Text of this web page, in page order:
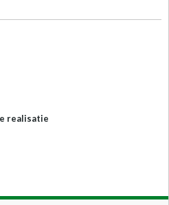
realisatie